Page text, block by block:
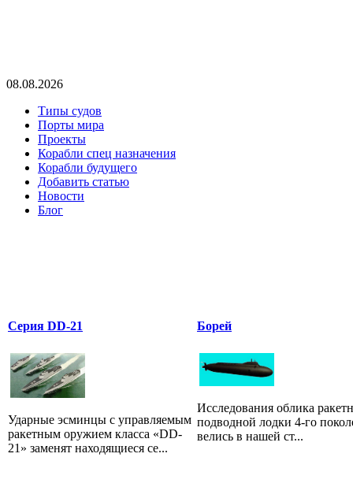
08.08.2026
Типы судов
Порты мира
Проекты
Корабли спец назначения
Корабли будущего
Добавить статью
Новости
Блог
Серия DD-21
Ударные эсминцы с управляемым
ракетным оружием класса «DD-
21» заменят находящиеся се...
Борей
Исследования облика
подводной лодки 4-го
велись в нашей ст...